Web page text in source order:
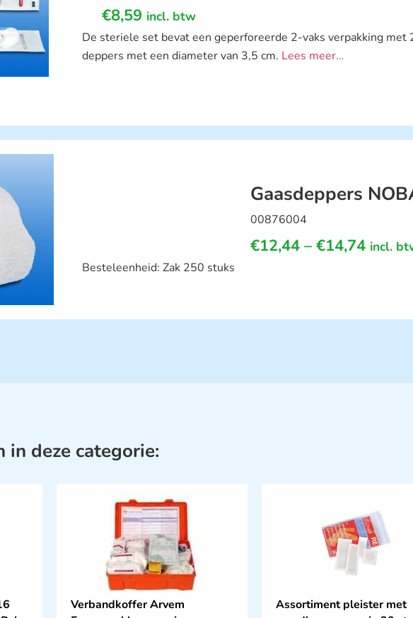
€8,59 incl. btw
De steriele set bevat een geperforeerde 2-vaks verpakking met
deppers met een diameter van 3,5 cm. Lees meer…
Gaasdeppers
00876004
€12,44 – €14,74 incl.
Besteleenheid: Zak 250 stuks
in deze categorie:
Verbandkoffer Arvem
Assortiment pleister met